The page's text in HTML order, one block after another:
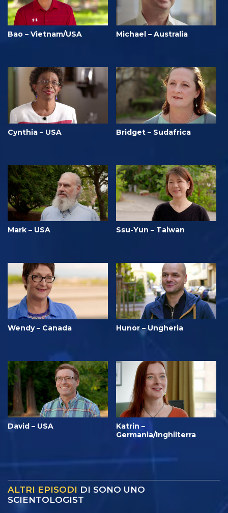
Bao – Vietnam/USA Michael – Australia
Cynthia – USA Bridget – Sudafrica
Mark – USA Ssu-Yun – Taiwan
Wendy – Canada Hunor – Ungheria
David – USA
Katrin –
Germania/Inghilterra
ALTRI EPISODI DI SONO UNO
SCIENTOLOGIST